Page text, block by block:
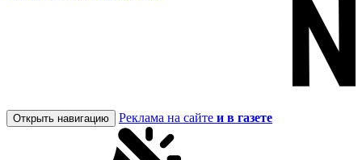
Открыть навигацию Реклама на сайте и в газете